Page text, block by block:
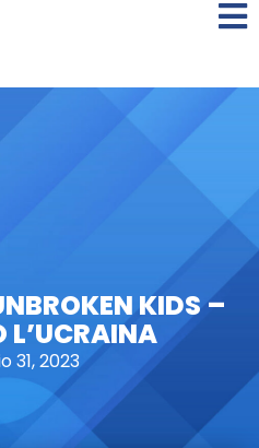
KIDS –
31, 2023